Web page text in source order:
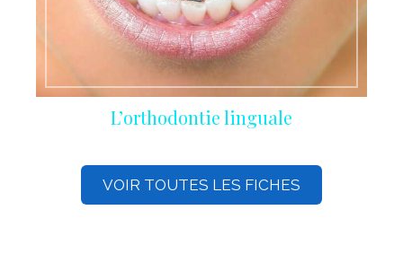
L’orthodontie linguale
VOIR TOUTES LES FICHES